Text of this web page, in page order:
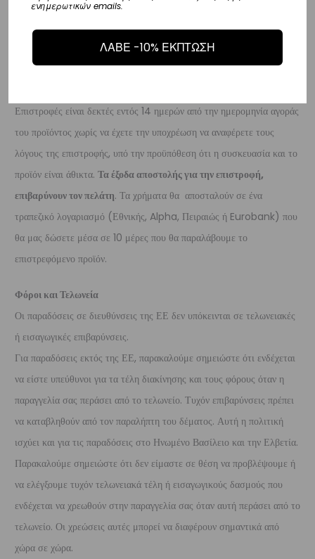
παράδοσή σας.
– Οι χρόνοι παράδοσης κυμαίνονται συνήθως από 3-10 εργάσιμες
Επιστροφές είναι δεκτές εντός 14 ημερών από την ημερομηνία αγοράς
του προϊόντος χωρίς να έχετε την υποχρέωση να αναφέρετε τους
λόγους της επιστροφής, υπό την προϋπόθεση ότι η συσκευασία και το
προϊόν είναι άθικτα. Τα έξοδα αποστολής για την επιστροφή,
επιβαρύνουν τον πελάτη. Τα χρήματα θα αποσταλούν σε ένα
τραπεζικό λογαριασμό (Εθνικής, Alpha, Πειραιώς ή Eurobank) που
θα μας δώσετε μέσα σε 10 μέρες που θα παραλάβουμε το
επιστρεφόμενο προϊόν.
Φόροι και Τελωνεία
Οι παραδόσεις σε διευθύνσεις της ΕΕ δεν υπόκεινται σε τελωνειακές
ή εισαγωγικές επιβαρύνσεις.
Για παραδόσεις εκτός της ΕΕ, παρακαλούμε σημειώστε ότι ενδέχεται
να είστε υπεύθυνοι για τα τέλη διακίνησης και τους φόρους όταν η
παραγγελία σας περάσει από το τελωνείο. Τυχόν επιβαρύνσεις πρέπει
να καταβληθούν από τον παραλήπτη του δέματος. Αυτή η πολιτική
ισχύει και για τις παραδόσεις στο Ηνωμένο Βασίλειο και την Ελβετία.
Παρακαλούμε σημειώστε ότι δεν είμαστε σε θέση να προβλέψουμε ή
να ελέγξουμε τυχόν τελωνειακά τέλη ή εισαγωγικούς δασμούς που
ενδέχεται να χρεωθούν στην παραγγελία σας όταν αυτή περάσει από το
τελωνείο. Οι χρεώσεις αυτές μπορεί να διαφέρουν σημαντικά από
χώρα σε χώρα.
ενημερωτικών emails.
ΛΑΒΕ -10% ΕΚΠΤΩΣΗ